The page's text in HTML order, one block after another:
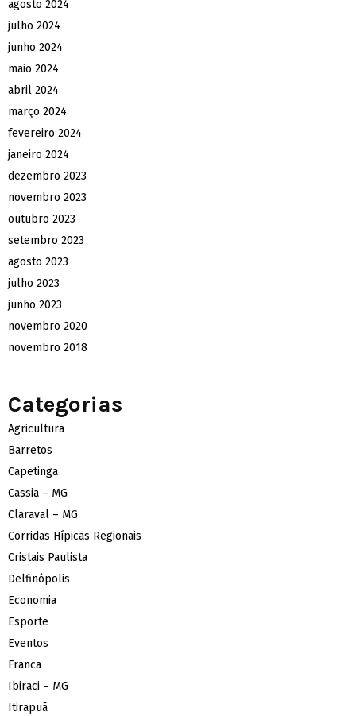
agosto 2024
julho 2024
junho 2024
maio 2024
abril 2024
março 2024
fevereiro 2024
janeiro 2024
dezembro 2023
novembro 2023
outubro 2023
setembro 2023
agosto 2023
julho 2023
junho 2023
novembro 2020
novembro 2018
Categorias
Agricultura
Barretos
Capetinga
Cassia – MG
Claraval – MG
Corridas Hípicas Regionais
Cristais Paulista
Delfinópolis
Economia
Esporte
Eventos
Franca
Ibiraci – MG
Itirapuã